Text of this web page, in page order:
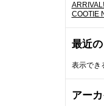
COOTIE
最近
表示でき
アー